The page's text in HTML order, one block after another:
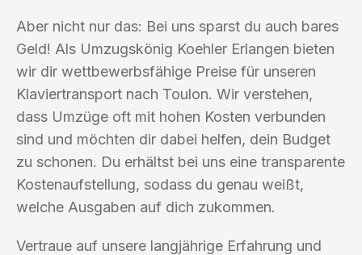
Aber nicht nur das: Bei uns sparst du auch bares
Geld! Als Umzugskönig Koehler Erlangen bieten
wir dir wettbewerbsfähige Preise für unseren
Klaviertransport nach Toulon. Wir verstehen,
dass Umzüge oft mit hohen Kosten verbunden
sind und möchten dir dabei helfen, dein Budget
zu schonen. Du erhältst bei uns eine transparente
Kostenaufstellung, sodass du genau weißt,
welche Ausgaben auf dich zukommen.
Vertraue auf unsere langjährige Erfahrung und